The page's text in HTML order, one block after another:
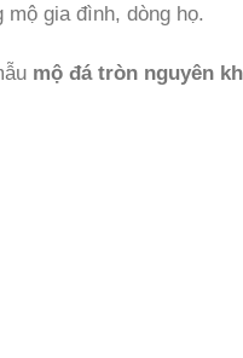
gia đình, dòng họ.
mộ đá tròn nguyên